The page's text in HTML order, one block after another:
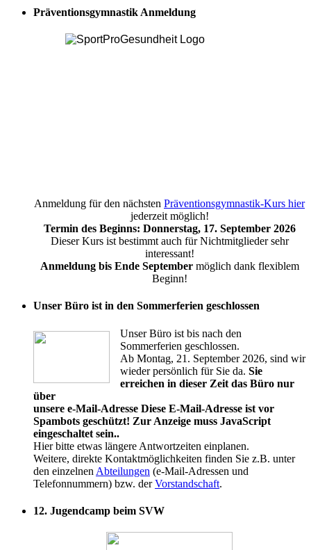
Präventionsgymnastik Anmeldung
Anmeldung für den nächsten Präventionsgymnastik-Kurs hier
jederzeit möglich!
Termin des Beginns: Donnerstag, 17. September 2026
Dieser Kurs ist bestimmt auch für Nichtmitglieder sehr
interessant!
Anmeldung bis Ende September möglich dank flexiblem
Beginn!
Unser Büro ist in den Sommerferien geschlossen
Unser Büro ist bis nach den
Sommerferien geschlossen.
Ab Montag, 21. September 2026, sind wir
wieder persönlich für Sie da. Sie
erreichen in dieser Zeit das Büro nur
über
unsere e-Mail-Adresse Diese E-Mail-Adresse ist vor
Spambots geschützt! Zur Anzeige muss JavaScript
eingeschaltet sein..
Hier bitte etwas längere Antwortzeiten einplanen.
Weitere, direkte Kontaktmöglichkeiten finden Sie z.B. unter
den einzelnen Abteilungen (e-Mail-Adressen und
Telefonnummern) bzw. derVorstandschaft.
12. Jugendcamp beim SVW